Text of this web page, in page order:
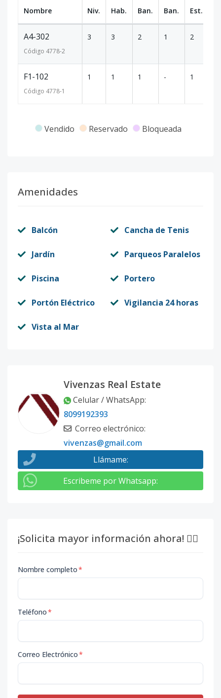
Nombre Niv. Hab. Ban.
Ban.
Est.
A4-302
Código 4778-2
3 3 2 1 2
F1-102
Código 4778-1
1 1 1 - 1
Vendido Reservado Bloqueada
Amenidades
Balcón Cancha de Tenis
Jardín Parqueos Paralelos
Piscina Portero
Portón Eléctrico Vigilancia 24 horas
Vista al Mar
Vivenzas Real Estate
Celular / WhatsApp:
8099192393
Correo electrónico:
vivenzas@gmail.com
Llámame:
Escribeme por Whatsapp:
¡Solicita mayor información ahora! 👇🏽
Nombre completo*
Teléfono*
Correo Electrónico*